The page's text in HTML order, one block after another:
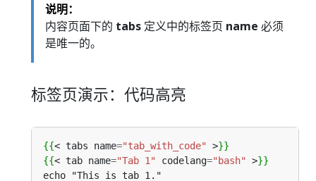
说明：
内容页面下的 tabs 定义中的标签页 name 必须
是唯一的。
标签页演示：代码高亮
{{< tabs name="tab_with_code" >}}
{{< tab name="Tab 1" codelang="bash" >}}